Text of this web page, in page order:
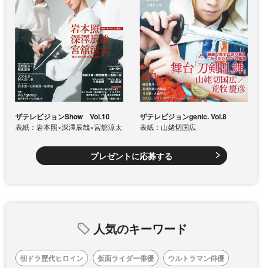
ザテレビジョンShow Vol.10
表紙：岩本照×深澤辰哉×宮舘涼太
ザテレビジョンgenic. Vol.8
表紙：山姥切国広
プレゼントに応募する
人気のキーワード
朝ドラ歴代ヒロイン 仮面ライダー俳優
ウルトラマン俳優